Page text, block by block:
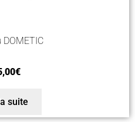
DOMETIC
€
suite